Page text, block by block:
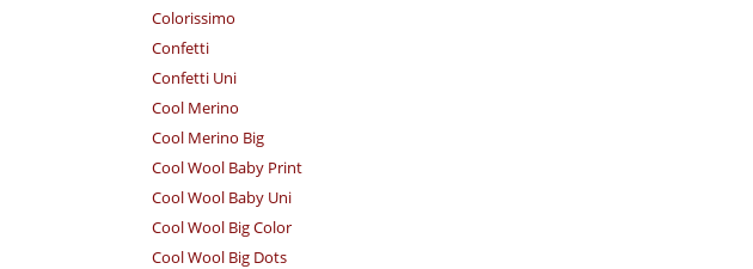
Colorissimo
Confetti
Confetti Uni
Cool Merino
Cool Merino Big
Cool Wool Baby Print
Cool Wool Baby Uni
Cool Wool Big Color
Cool Wool Big Dots